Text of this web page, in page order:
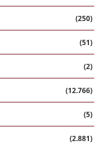
(250)
(51)
(2)
(12.766)
(5)
(2.881)